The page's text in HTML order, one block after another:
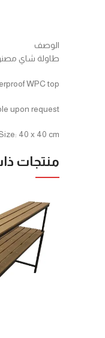
الوصف
طاولة شاي
WPC top.
upon request
40 x 40 cm
منتجات